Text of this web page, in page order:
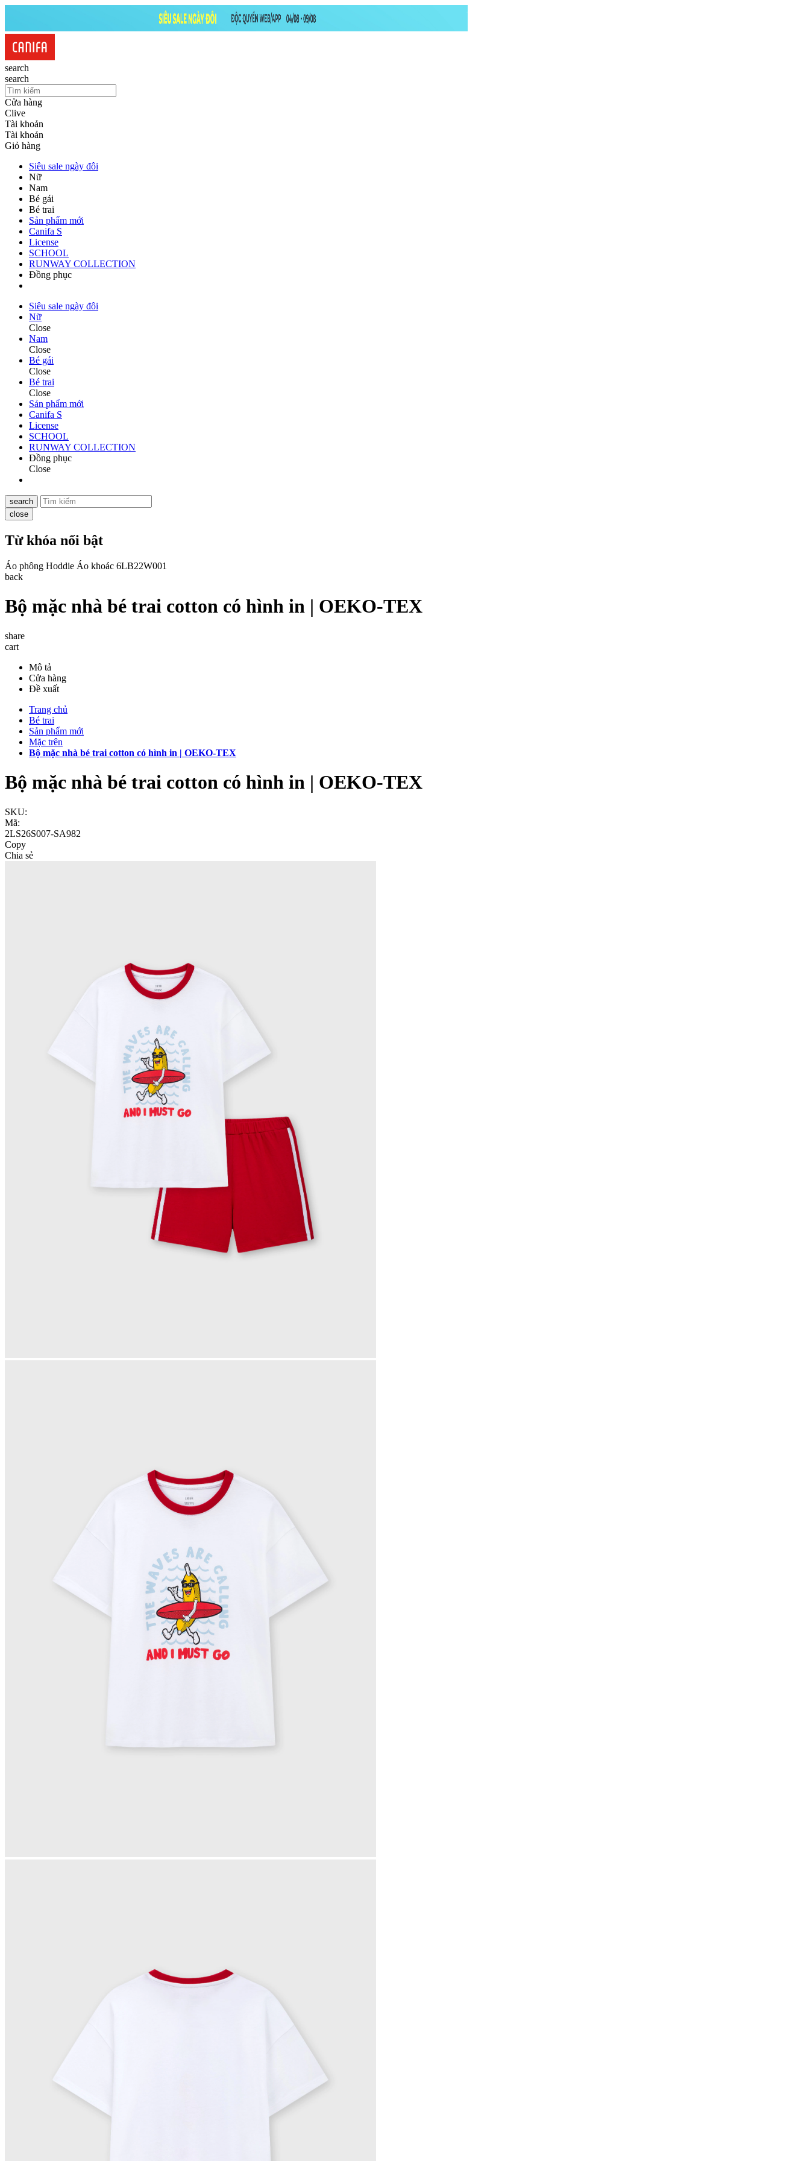
search
search
Cửa hàng
Clive
Tài khoản
Tài khoản
Giỏ hàng
Siêu sale ngày đôi
Nữ
Nam
Bé gái
Bé trai
Sản phẩm mới
Canifa S
License
SCHOOL
RUNWAY COLLECTION
Đồng phục
Siêu sale ngày đôi
Nữ
Close
Nam
Close
Bé gái
Close
Bé trai
Close
Sản phẩm mới
Canifa S
License
SCHOOL
RUNWAY COLLECTION
Đồng phục
Close
search
close
Từ khóa nổi bật
Áo phông Hoddie Áo khoác 6LB22W001
back
Bộ mặc nhà bé trai cotton có hình in | OEKO-TEX
share
cart
Mô tả
Cửa hàng
Đề xuất
Trang chủ
Bé trai
Sản phẩm mới
Mặc trên
Bộ mặc nhà bé trai cotton có hình in | OEKO-TEX
Bộ mặc nhà bé trai cotton có hình in | OEKO-TEX
SKU:
Mã:
2LS26S007-SA982
Copy
Chia sẻ